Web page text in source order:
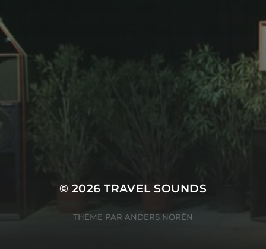
© 2026TRAVEL SOUNDS
THÈME PAR ANDERS NORÉN